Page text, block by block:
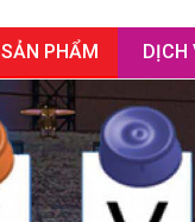
SẢN PHẨM DỊCH